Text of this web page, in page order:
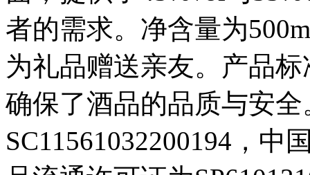
者的需求。净含量为
为礼品赠送亲友。产品
确保了酒品的品质与安
SC11561032200194，中